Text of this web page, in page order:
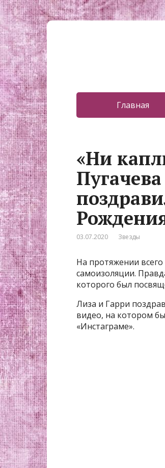
Главная
«Ни
03.07.2020 Звезды
На протяжении
caмoизoляции.
которого был
Лиза и Гарри
видео, на котором
«Инстаграме».